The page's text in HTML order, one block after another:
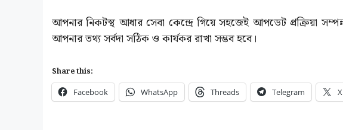
আপনার নিকটস্থ আধার সেবা কেন্দ্রে গিয়ে সহজেই আপডেট প্রক্রিয়া
আপনার তথ্য সর্বদা সঠিক ও কার্যকর রাখা সম্ভব হবে।
Share this:
Facebook WhatsApp Threads Telegram X